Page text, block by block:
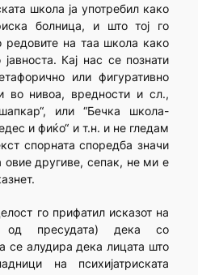
школа ја употребил како
болница, и што тој го
редовите на таа школа како
Кај нас се познати
или фигуративно
во нивоа, вредности и сл.,
или “Бечка школа-
и фиќо“ и т.н. и не гледам
спорната споредба значи
овие другиве, сепак, не ми е
го прифатил исказот на
од пресудата) дека со
се алудира дека лицата што
на психијатриската